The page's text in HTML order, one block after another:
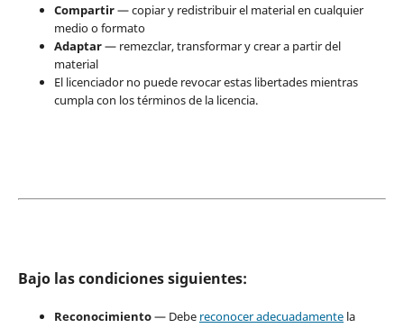
Compartir— copiar y redistribuir el material en cualquier
medio o formato
Adaptar— remezclar, transformar y crear a partir del
material
El licenciador no puede revocar estas libertades mientras
cumpla con los términos de la licencia.
Bajo las condiciones siguientes:
Reconocimiento— Debe reconocer adecuadamentela